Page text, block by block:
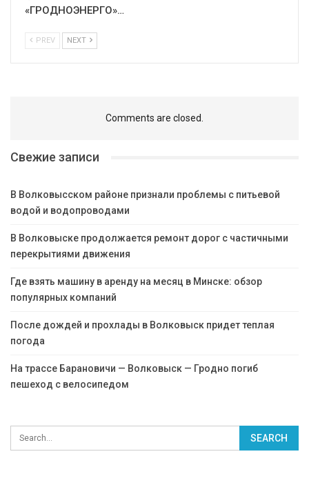
«ГРОДНОЭНЕРГО»…
PREV NEXT
Comments are closed.
Свежие записи
В Волковысском районе признали проблемы с питьевой
водой и водопроводами
В Волковыске продолжается ремонт дорог с частичными
перекрытиями движения
Где взять машину в аренду на месяц в Минске: обзор
популярных компаний
После дождей и прохлады в Волковыск придет теплая
погода
На трассе Барановичи — Волковыск — Гродно погиб
пешеход с велосипедом